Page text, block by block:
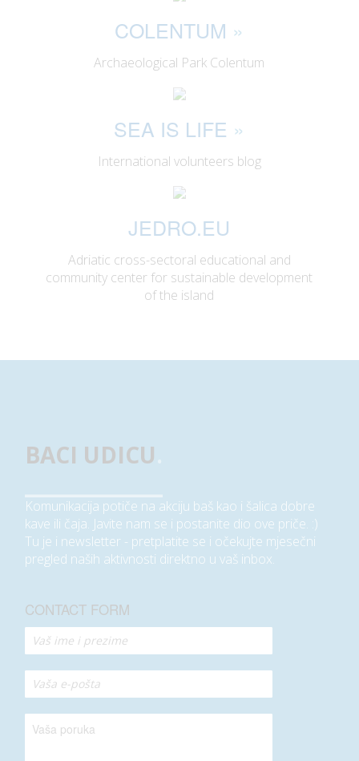
COLENTUM »
Archaeological Park Colentum
SEA IS LIFE »
International volunteers blog
JEDRO.EU
Adriatic cross-sectoral educational and
community center for sustainable development
of the island
BACI UDICU
Komunikacija potiče na akciju baš kao i šalica dobre
kave ili čaja. Javite nam se i postanite dio ove priče. :)
Tu je i newsletter - pretplatite se i očekujte mjesečni
pregled naših aktivnosti direktno u vaš inbox.
CONTACT FORM